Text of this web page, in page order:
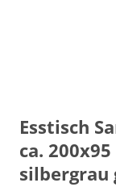
Esstisch
ca.
silbergrau